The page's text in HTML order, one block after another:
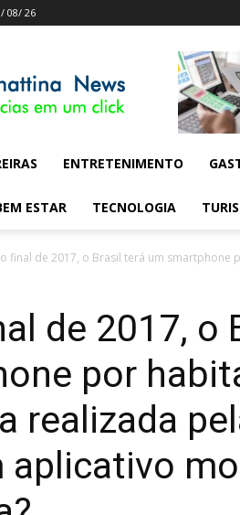
08/ 26
ENTRETENIMENTO
ESTAR TECNOLOGIA
final de 2017, o Brasil terá um smartphone
de 2017, o
por
realizada
aplicativo